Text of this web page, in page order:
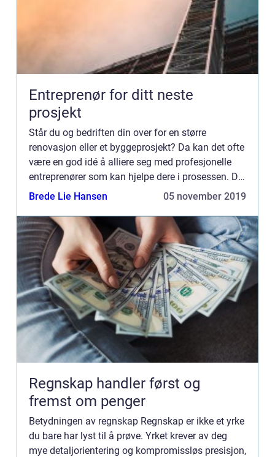
Entreprenør for ditt neste
prosjekt
Står du og bedriften din over for en større
renovasjon eller et byggeprosjekt? Da kan det ofte
være en god idé å alliere seg med profesjonelle
entreprenører som kan hjelpe dere i prosessen. Da
kan dere nemlig v&...
Brede Lie Hansen 05 november 2019
Regnskap handler først og
fremst om penger
Betydningen av regnskap Regnskap er ikke et yrke
du bare har lyst til å prøve. Yrket krever av deg
mye detaljorientering og kompromissløs presisjon,